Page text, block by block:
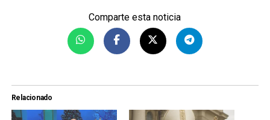
Comparte esta noticia
Relacionado